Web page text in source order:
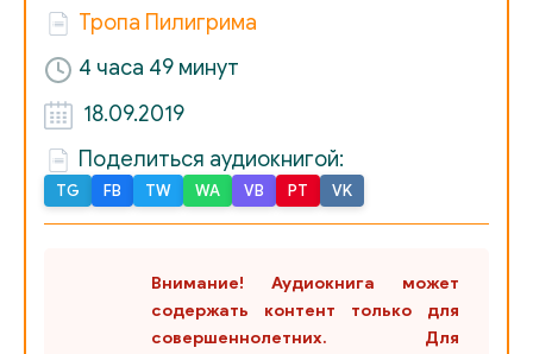
Тропа Пилигрима
4 часа 49 минут
18.09.2019
Поделиться аудиокнигой:
TG FB TW WA VB PT VK
Внимание! Аудиокнига может
содержать контент только для
совершеннолетних. Для